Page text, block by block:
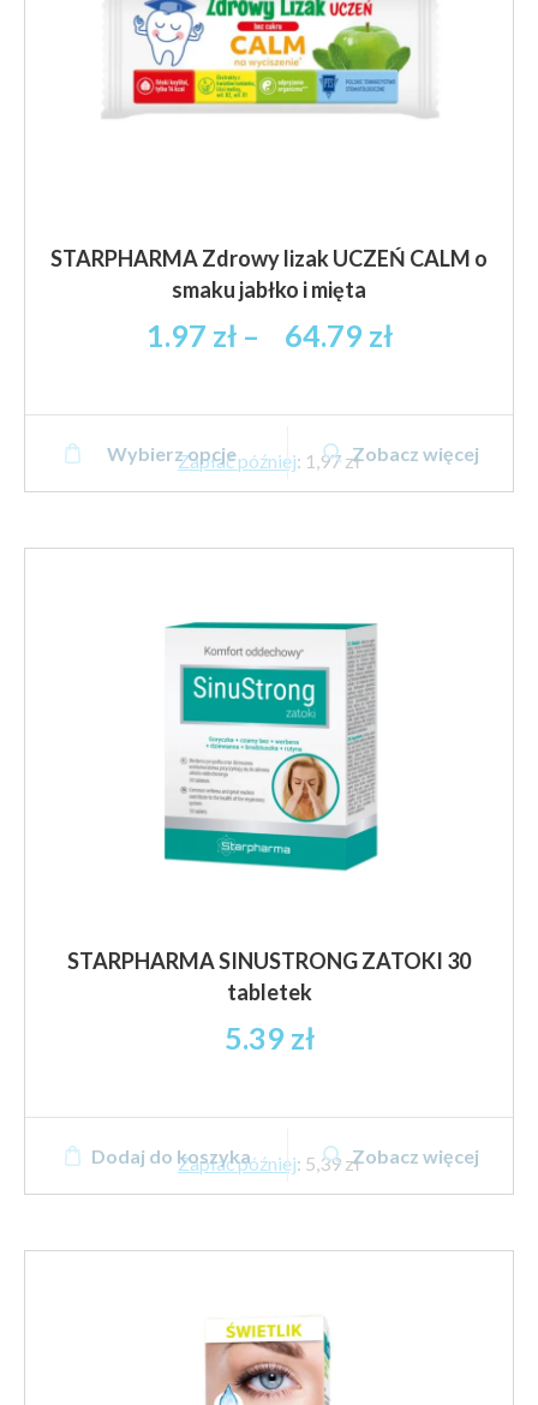
STARPHARMA Zdrowy lizak UCZEŃ CALM o
smaku jabłko i mięta
1.97 zł – 64.79 złZakres
1.97 zł
brutto
do
brutto
Zapłać później: 1,97 zł
Wybierz opcje
produkt
ma
wariantów.
Zobacz więcej
STARPHARMA SINUSTRONG ZATOKI 30
tabletek
5.39 zł
Zapłać później: 5,39 zł
Dodaj do koszyka Zobacz więcej